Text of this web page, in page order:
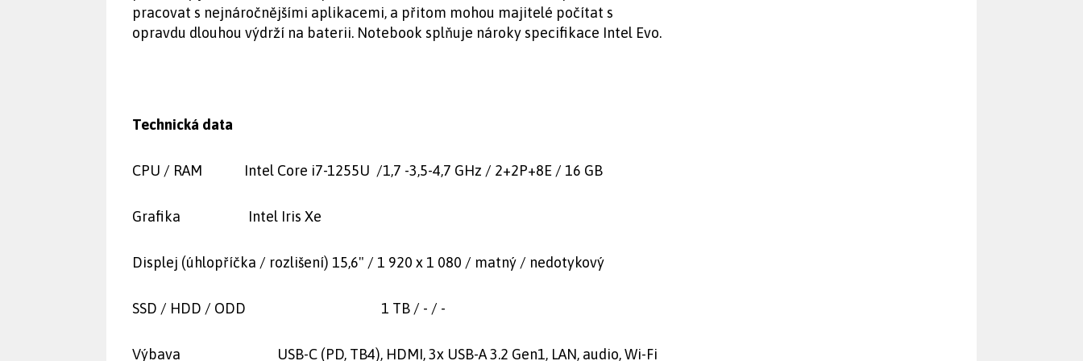
pracovat s nejnáročnějšími aplikacemi, a přitom mohou majitelé počítat s
opravdu dlouhou výdrží na baterii. Notebook splňuje nároky specifikace Intel Evo.
Technická data
CPU / RAM Intel Core i7-1255U /1,7 -3,5-4,7 GHz / 2+2P+8E / 16 GB
Grafika Intel Iris Xe
Displej (úhlopříčka / rozlišení) 15,6" / 1 920 x 1 080 / matný / nedotykový
SSD / HDD / ODD 1 TB / - / -
Výbava USB-C (PD, TB4), HDMI, 3x USB-A 3.2 Gen1, LAN, audio, Wi-Fi